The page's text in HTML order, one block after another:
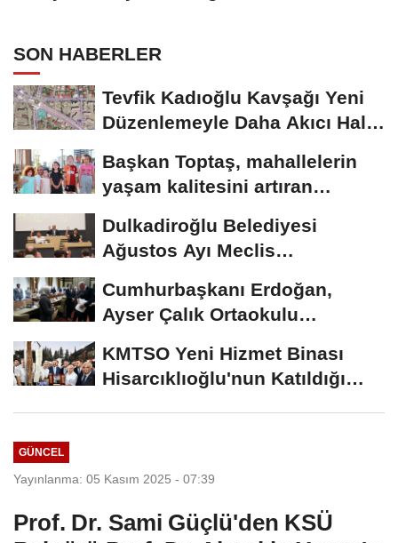
SON HABERLER
Tevfik Kadıoğlu Kavşağı Yeni
Düzenlemeyle Daha Akıcı Hale
Başkan Toptaş, mahallelerin
yaşam kalitesini artıran
Dulkadiroğlu Belediyesi
Ağustos Ayı Meclis
Cumhurbaşkanı Erdoğan,
Ayser Çalık Ortaokulu
KMTSO Yeni Hizmet Binası
Hisarcıklıoğlu'nun Katıldığı
GÜNCEL
Yayınlanma: 05 Kasım 2025 - 07:39
Prof. Dr. Sami Güçlü'den KSÜ